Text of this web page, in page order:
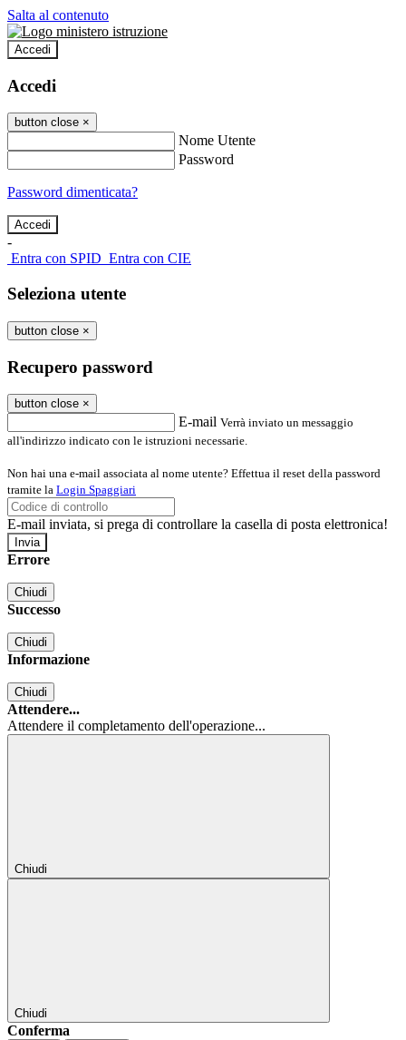
Salta al contenuto
Accedi
Accedi
button close ×
Nome Utente
Password
Password dimenticata?
-
Entra con SPID Entra con CIE
Seleziona utente
button close ×
Recupero password
button close ×
E-mail Verrà inviato un messaggio
all'indirizzo indicato con le istruzioni necessarie.
Non hai una e-mail associata al nome utente? Effettua il reset della password
tramite la Login Spaggiari
E-mail inviata, si prega di controllare la casella di posta elettronica!
Errore
Chiudi
Successo
Chiudi
Informazione
Chiudi
Attendere...
Attendere il completamento dell'operazione...
Chiudi
Chiudi
Conferma